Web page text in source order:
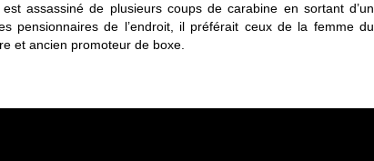
assassiné de plusieurs coups de carabine en sortant d’un
pensionnaires de l’endroit, il préférait ceux de la femme du
et ancien promoteur de boxe.